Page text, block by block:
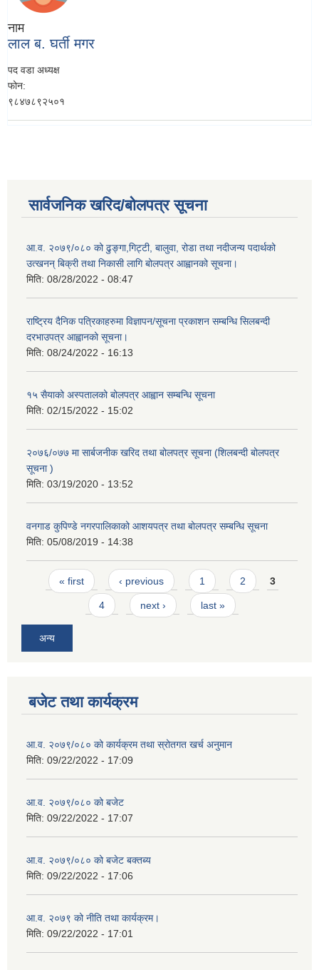
नाम
लाल ब. घर्ती मगर
पद वडा अध्यक्ष
फोन:
९८४७८९२५०१
सार्वजनिक खरिद/बोलपत्र सूचना
आ.व. २०७९/०८० को ढुङ्गा,गिट्टी, बालुवा, रोडा तथा नदीजन्य पदार्थको
उत्खनन् बिक्री तथा निकासी लागि बोलपत्र आह्वानको सूचना।
मिति: 08/28/2022 - 08:47
राष्ट्रिय दैनिक पत्रिकाहरुमा विज्ञापन/सूचना प्रकाशन सम्बन्धि सिलबन्दी
दरभाउपत्र आह्वानको सूचना।
मिति: 08/24/2022 - 16:13
१५ सैयाको अस्पतालको बोलपत्र आह्वान सम्बन्धि सूचना
मिति: 02/15/2022 - 15:02
२०७६/०७७ मा सार्बजनीक खरिद तथा बोलपत्र सूचना (शिलबन्दी बोलपत्र
सूचना )
मिति: 03/19/2020 - 13:52
वनगाड कुपिण्डे नगरपालिकाको आशयपत्र तथा बोलपत्र सम्बन्धि सूचना
मिति: 05/08/2019 - 14:38
Pages
« first ‹ previous 1 2 3
4 next › last »
अन्य
बजेट तथा कार्यक्रम
आ.व. २०७९/०८० को कार्यक्रम तथा स्रोतगत खर्च अनुमान
मिति: 09/22/2022 - 17:09
आ.व. २०७९/०८० को बजेट
मिति: 09/22/2022 - 17:07
आ.व. २०७९/०८० को बजेट बक्तब्य
मिति: 09/22/2022 - 17:06
आ.व. २०७९ को नीति तथा कार्यक्रम।
मिति: 09/22/2022 - 17:01